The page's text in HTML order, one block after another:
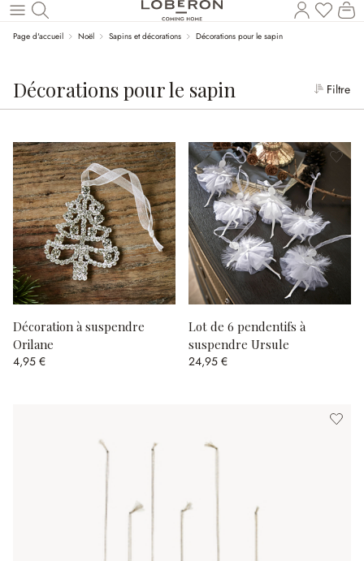
Revenir au contenu principal
Page d'accueil Noël Sapins et décorations Décorations pour le sapin
Décorations pour le sapin Filtre
Décoration à suspendre
Orilane
4,95 €
Lot de 6 pendentifs à
suspendre Ursule
24,95 €